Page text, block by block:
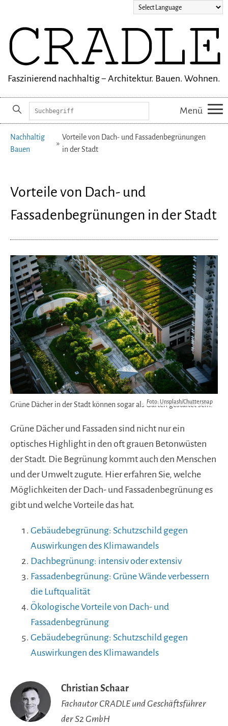
Faszinierend nachhaltig − Architektur. Bauen. Wohnen.
Menü
überspringen
Suchbegriffe
Nachhaltig
Bauen
Vorteile von Dach- und Fassadenbegrünungen
in der Stadt
Vorteile von Dach- und
Fassadenbegrünungen in der Stadt
Foto: Unsplash/Chuttersnap
Grüne Dächer in der Stadt können sogar als Garten gestaltet sein.
Grüne Dächer und Fassaden sind nicht nur ein
optisches Highlight in den oft grauen Betonwüsten
der Stadt. Die Begrünung kommt auch den Menschen
und der Umwelt zugute. Hier erfahren Sie, welche
Möglichkeiten der Dach- und Fassadenbegrünung es
gibt und welche Vorteile das hat.
Gebäudebegrünung: Schutzschild gegen
Auswirkungen des Klimawandels
Dachbegrünung: intensiv oder extensiv
Fassadenbegrünung: Grüne Wände verbessern
die Luftqualität
Ökologische Vorteile von Dach- und
Fassadenbegrünung
Gebäudebegrünung: Schutzschild gegen
Auswirkungen des Klimawandels
Christian Schaar
Fachautor CRADLE und Geschäftsführer
der S2 GmbH